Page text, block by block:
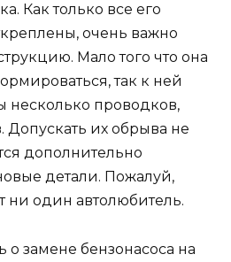
Как только все его
очень важно
Мало того что она
так к ней
проводков,
Допускать их обрыва не
дополнительно
детали. Пожалуй,
ни один автолюбитель.
о замене бензонасоса на